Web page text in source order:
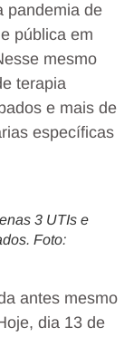
pandemia de
pública em
mesmo
terapia
e mais de
específicas
3 UTIs e
Foto:
antes mesmo
dia 13 de